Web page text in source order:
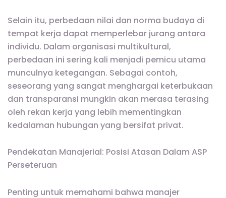
Selain itu, perbedaan nilai dan norma budaya di
tempat kerja dapat memperlebar jurang antara
individu. Dalam organisasi multikultural,
perbedaan ini sering kali menjadi pemicu utama
munculnya ketegangan. Sebagai contoh,
seseorang yang sangat menghargai keterbukaan
dan transparansi mungkin akan merasa terasing
oleh rekan kerja yang lebih mementingkan
kedalaman hubungan yang bersifat privat.
Pendekatan Manajerial: Posisi Atasan Dalam ASP
Perseteruan
Penting untuk memahami bahwa manajer